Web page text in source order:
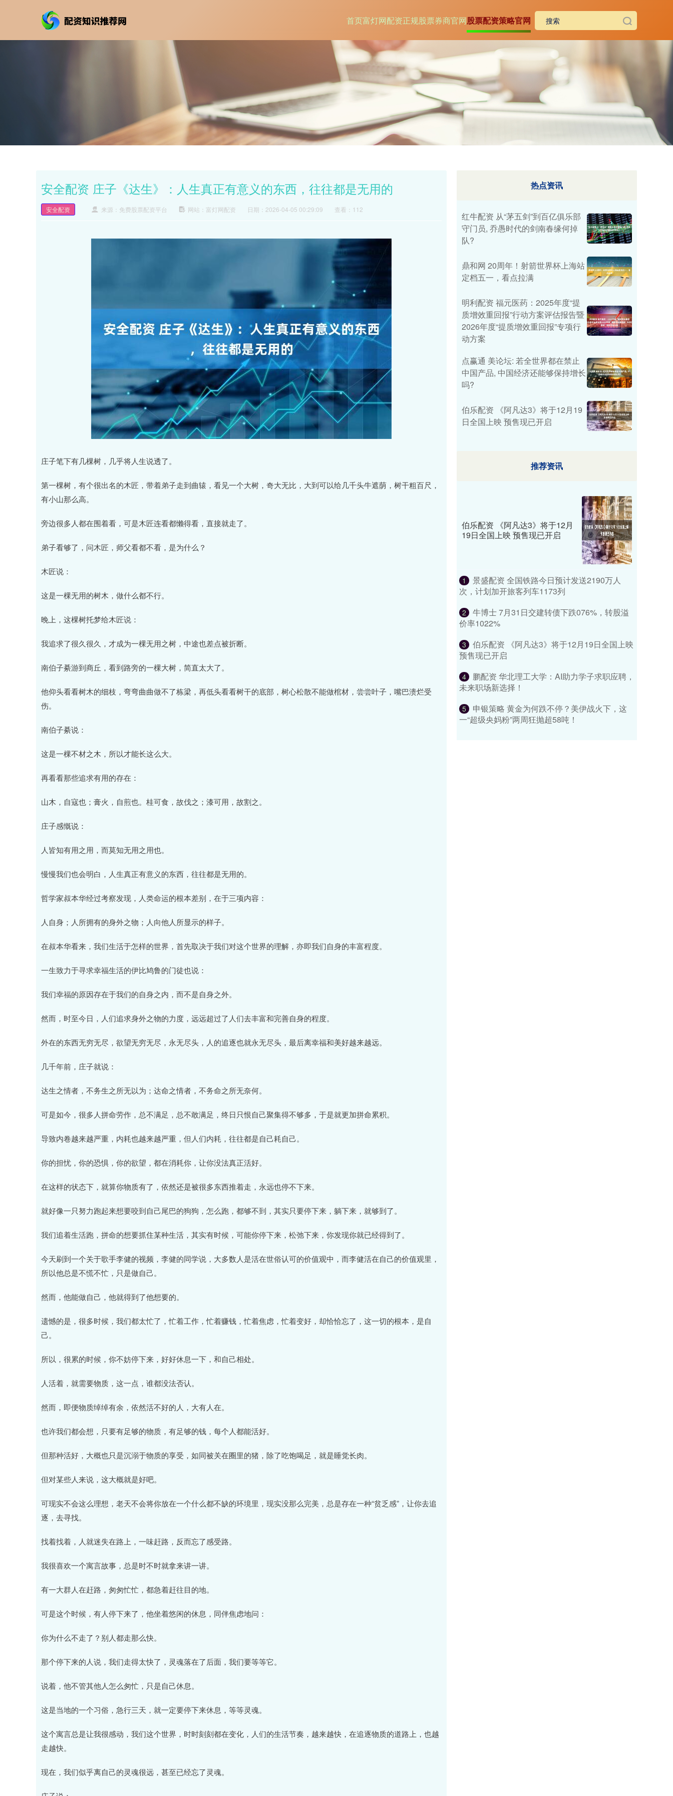
首页富灯网配资正规股票券商官网股票配资策略官网
安全配资 庄子《达生》：人生真正有意义的东西，往往都是无用的
安全配资 来源：免费股票配资平台 网站：富灯网配资 日期：2026-04-05 00:29:09 查看：112
庄子笔下有几棵树，几乎将人生说透了。
第一棵树，有个很出名的木匠，带着弟子走到曲辕，看见一个大树，奇大无比，大到可以给几千头牛遮荫，树干粗百尺，
有小山那么高。
旁边很多人都在围着看，可是木匠连看都懒得看，直接就走了。
弟子看够了，问木匠，师父看都不看，是为什么？
木匠说：
这是一棵无用的树木，做什么都不行。
晚上，这棵树托梦给木匠说：
我追求了很久很久，才成为一棵无用之树，中途也差点被折断。
南伯子綦游到商丘，看到路旁的一棵大树，简直太大了。
他仰头看看树木的细枝，弯弯曲曲做不了栋梁，再低头看看树干的底部，树心松散不能做棺材，尝尝叶子，嘴巴溃烂受
伤。
南伯子綦说：
这是一棵不材之木，所以才能长这么大。
再看看那些追求有用的存在：
山木，自寇也；膏火，自煎也。桂可食，故伐之；漆可用，故割之。
庄子感慨说：
人皆知有用之用，而莫知无用之用也。
慢慢我们也会明白，人生真正有意义的东西，往往都是无用的。
哲学家叔本华经过考察发现，人类命运的根本差别，在于三项内容：
人自身；人所拥有的身外之物；人向他人所显示的样子。
在叔本华看来，我们生活于怎样的世界，首先取决于我们对这个世界的理解，亦即我们自身的丰富程度。
一生致力于寻求幸福生活的伊比鸠鲁的门徒也说：
我们幸福的原因存在于我们的自身之内，而不是自身之外。
然而，时至今日，人们追求身外之物的力度，远远超过了人们去丰富和完善自身的程度。
外在的东西无穷无尽，欲望无穷无尽，永无尽头，人的追逐也就永无尽头，最后离幸福和美好越来越远。
几千年前，庄子就说：
达生之情者，不务生之所无以为；达命之情者，不务命之所无奈何。
可是如今，很多人拼命劳作，总不满足，总不敢满足，终日只恨自己聚集得不够多，于是就更加拼命累积。
导致内卷越来越严重，内耗也越来越严重，但人们内耗，往往都是自己耗自己。
你的担忧，你的恐惧，你的欲望，都在消耗你，让你没法真正活好。
在这样的状态下，就算你物质有了，依然还是被很多东西推着走，永远也停不下来。
就好像一只努力跑起来想要咬到自己尾巴的狗狗，怎么跑，都够不到，其实只要停下来，躺下来，就够到了。
我们追着生活跑，拼命的想要抓住某种生活，其实有时候，可能你停下来，松弛下来，你发现你就已经得到了。
今天刷到一个关于歌手李健的视频，李健的同学说，大多数人是活在世俗认可的价值观中，而李健活在自己的价值观里，
所以他总是不慌不忙，只是做自己。
然而，他能做自己，他就得到了他想要的。
遗憾的是，很多时候，我们都太忙了，忙着工作，忙着赚钱，忙着焦虑，忙着变好，却恰恰忘了，这一切的根本，是自
己。
所以，很累的时候，你不妨停下来，好好休息一下，和自己相处。
人活着，就需要物质，这一点，谁都没法否认。
然而，即便物质绰绰有余，依然活不好的人，大有人在。
也许我们都会想，只要有足够的物质，有足够的钱，每个人都能活好。
但那种活好，大概也只是沉溺于物质的享受，如同被关在圈里的猪，除了吃饱喝足，就是睡觉长肉。
但对某些人来说，这大概就是好吧。
可现实不会这么理想，老天不会将你放在一个什么都不缺的环境里，现实没那么完美，总是存在一种“贫乏感”，让你去追
逐，去寻找。
找着找着，人就迷失在路上，一味赶路，反而忘了感受路。
我很喜欢一个寓言故事，总是时不时就拿来讲一讲。
有一大群人在赶路，匆匆忙忙，都急着赶往目的地。
可是这个时候，有人停下来了，他坐着悠闲的休息，同伴焦虑地问：
你为什么不走了？别人都走那么快。
那个停下来的人说，我们走得太快了，灵魂落在了后面，我们要等等它。
说着，他不管其他人怎么匆忙，只是自己休息。
这是当地的一个习俗，急行三天，就一定要停下来休息，等等灵魂。
这个寓言总是让我很感动，我们这个世界，时时刻刻都在变化，人们的生活节奏，越来越快，在追逐物质的道路上，也越
走越快。
现在，我们似乎离自己的灵魂很远，甚至已经忘了灵魂。
热点资讯
红牛配资 从“茅五剑”到百亿俱乐部
守门员, 乔愚时代的剑南春缘何掉
队?
鼎和网 20周年！射箭世界杯上海站
定档五一，看点拉满
明利配资 福元医药：2025年度“提
质增效重回报”行动方案评估报告暨
2026年度“提质增效重回报”专项行
动方案
点赢通 美论坛: 若全世界都在禁止
中国产品, 中国经济还能够保持增长
吗?
伯乐配资 《阿凡达3》将于12月19
日全国上映 预售现已开启
推荐资讯
伯乐配资 《阿凡达3》将于12月
19日全国上映 预售现已开启
1
景盛配资 全国铁路今日预计发送2190万人
次，计划加开旅客列车1173列
2
牛博士 7月31日交建转债下跌076%，转股溢
价率1022%
3
伯乐配资 《阿凡达3》将于12月19日全国上映
预售现已开启
4
鹏配资 华北理工大学：AI助力学子求职应聘，
未来职场新选择！
5
申银策略 黄金为何跌不停？美伊战火下，这
一“超级央妈粉”两周狂抛超58吨！